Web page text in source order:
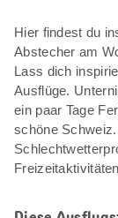
Hier findest du
Abstecher am
Lass dich
Ausflüge.
ein paar Tage
schöne